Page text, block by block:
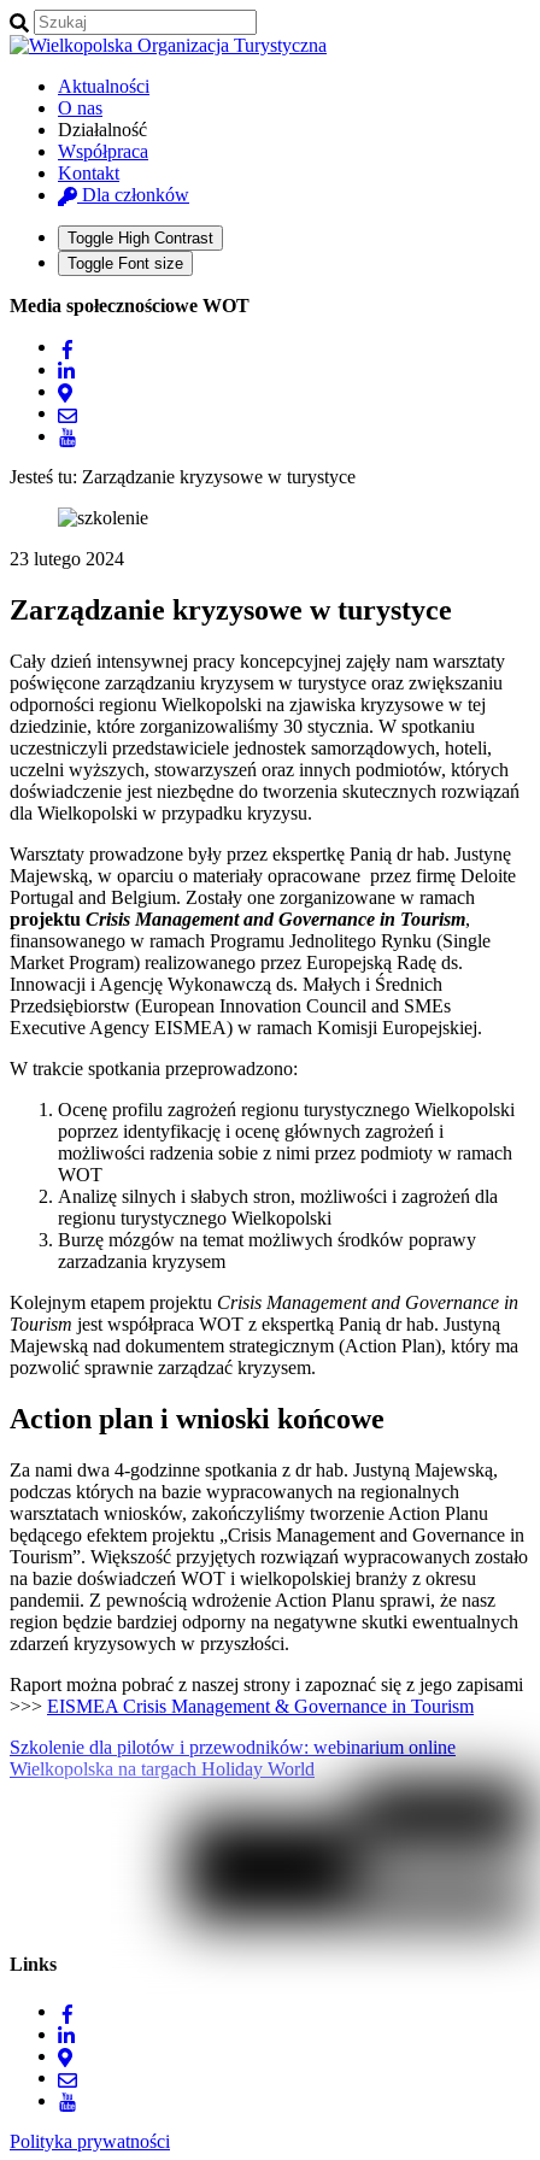
Aktualności
O nas
Działalność
Współpraca
Kontakt
Dla członków
Toggle High Contrast
Toggle Font size
Media społecznościowe WOT
Jesteś tu: Zarządzanie kryzysowe w turystyce
23 lutego 2024
Zarządzanie kryzysowe w turystyce
Cały dzień intensywnej pracy koncepcyjnej zajęły nam warsztaty
poświęcone zarządzaniu kryzysem w turystyce oraz zwiększaniu
odporności regionu Wielkopolski na zjawiska kryzysowe w tej
dziedzinie, które zorganizowaliśmy 30 stycznia. W spotkaniu
uczestniczyli przedstawiciele jednostek samorządowych, hoteli,
uczelni wyższych, stowarzyszeń oraz innych podmiotów, których
doświadczenie jest niezbędne do tworzenia skutecznych rozwiązań
dla Wielkopolski w przypadku kryzysu.
Warsztaty prowadzone były przez ekspertkę Panią dr hab. Justynę
Majewską, w oparciu o materiały opracowane przez firmę Deloite
Portugal and Belgium. Zostały one zorganizowane w ramach
projektu Crisis Management and Governance in Tourism,
finansowanego w ramach Programu Jednolitego Rynku (Single
Market Program) realizowanego przez Europejską Radę ds.
Innowacji i Agencję Wykonawczą ds. Małych i Średnich
Przedsiębiorstw (European Innovation Council and SMEs
Executive Agency EISMEA) w ramach Komisji Europejskiej.
W trakcie spotkania przeprowadzono:
Ocenę profilu zagrożeń regionu turystycznego Wielkopolski
poprzez identyfikację i ocenę głównych zagrożeń i
możliwości radzenia sobie z nimi przez podmioty w ramach
WOT
Analizę silnych i słabych stron, możliwości i zagrożeń dla
regionu turystycznego Wielkopolski
Burzę mózgów na temat możliwych środków poprawy
zarzadzania kryzysem
Kolejnym etapem projektu Crisis Management and Governance in
Tourism jest współpraca WOT z ekspertką Panią dr hab. Justyną
Majewską nad dokumentem strategicznym (Action Plan), który ma
pozwolić sprawnie zarządzać kryzysem.
Action plan i wnioski końcowe
Za nami dwa 4-godzinne spotkania z dr hab. Justyną Majewską,
podczas których na bazie wypracowanych na regionalnych
warsztatach wniosków, zakończyliśmy tworzenie Action Planu
będącego efektem projektu „Crisis Management and Governance in
Tourism”. Większość przyjętych rozwiązań wypracowanych zostało
na bazie doświadczeń WOT i wielkopolskiej branży z okresu
pandemii. Z pewnością wdrożenie Action Planu sprawi, że nasz
region będzie bardziej odporny na negatywne skutki ewentualnych
zdarzeń kryzysowych w przyszłości.
Raport można pobrać z naszej strony i zapoznać się z jego zapisami
>>> EISMEA Crisis Management & Governance in Tourism
Szkolenie dla pilotów i przewodników: webinarium online
Wielkopolska na targach Holiday World
Links
Polityka prywatności